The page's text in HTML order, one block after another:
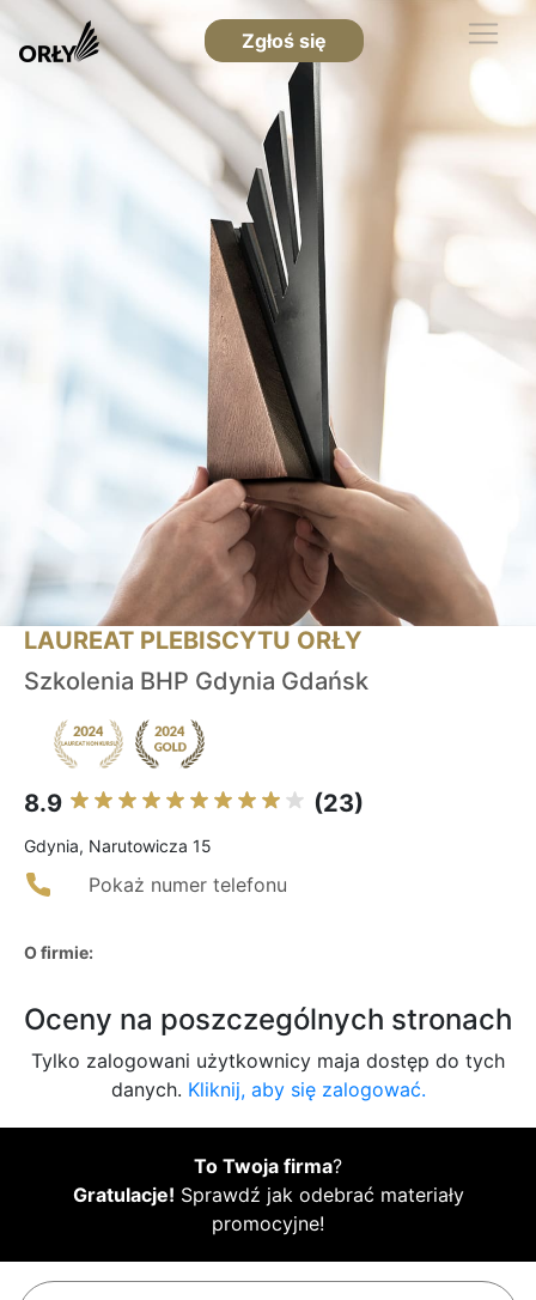
Zgłoś się
LAUREAT PLEBISCYTU ORŁY
Szkolenia BHP Gdynia Gdańsk
8.9 (23)
Gdynia, Narutowicza 15
Pokaż numer telefonu
O firmie:
Oceny na poszczególnych stronach
Tylko zalogowani użytkownicy maja dostęp do tych
danych. Kliknij, aby się zalogować.
To Twoja firma?
Gratulacje! Sprawdź jak odebrać materiały
promocyjne!